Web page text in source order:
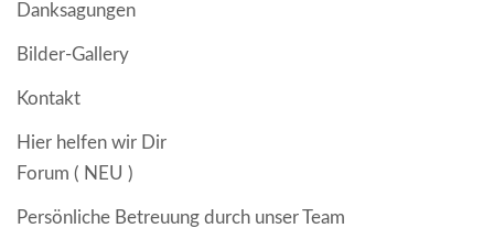
Danksagungen
Bilder-Gallery
Kontakt
Hier helfen wir Dir
Forum ( NEU )
Persönliche Betreuung durch unser Team